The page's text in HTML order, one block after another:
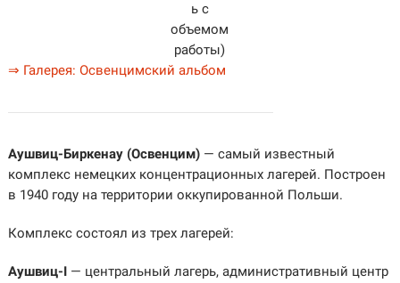
ь с
объемом
работы)
⇒ Галерея: Освенцимский альбом
Аушвиц-Биркенау (Освенцим)— самый известный
комплекс немецких концентрационных лагерей. Построен
в 1940 году на территории оккупированной Польши.
Комплекс состоял из трех лагерей:
Аушвиц-I — центральный лагерь, административный центр